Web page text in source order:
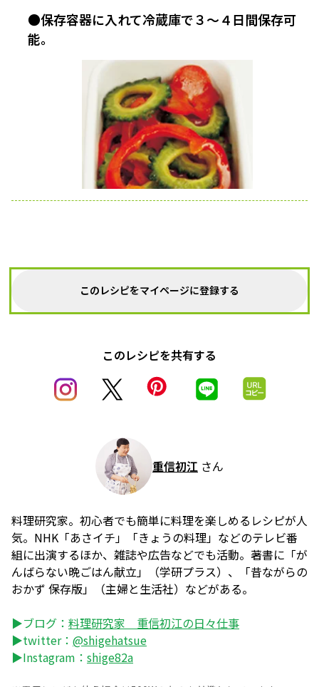
●保存容器に入れて冷蔵庫で３〜４日間保存可
能。
このレシピをマイページに登録する
このレシピを共有する
重信初江 さん
料理研究家。初心者でも簡単に料理を楽しめるレシピが人
気。NHK「あさイチ」「きょうの料理」などのテレビ番
組に出演するほか、雑誌や広告などでも活動。著書に「が
んばらない晩ごはん献立」（学研プラス）、「昔ながらの
おかず 保存版」（主婦と生活社）などがある。
▶ブログ： 料理研究家 重信初江の日々仕事
▶twitter： @shigehatsue
▶Instagram： shige82a